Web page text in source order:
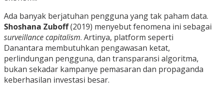
Ada banyak berjatuhan pengguna yang tak paham data.
Shoshana Zuboff(2019) menyebut fenomena ini sebagai
surveillance capitalism. Artinya, platform seperti
Danantara membutuhkan pengawasan ketat,
perlindungan pengguna, dan transparansi algoritma,
bukan sekadar kampanye pemasaran dan propaganda
keberhasilan investasi besar.